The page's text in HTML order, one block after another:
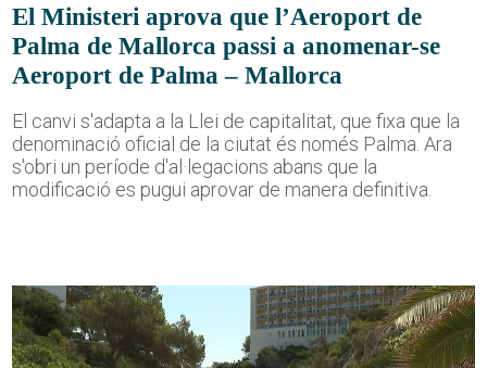
El Ministeri aprova que l’Aeroport de
Palma de Mallorca passi a anomenar-se
Aeroport de Palma – Mallorca
El canvi s'adapta a la Llei de capitalitat, que fixa que la
denominació oficial de la ciutat és només Palma. Ara
s'obri un període d'al·legacions abans que la
modificació es pugui aprovar de manera definitiva.